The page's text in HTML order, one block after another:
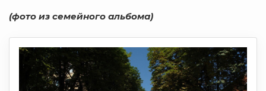
(фото из семейного альбома)